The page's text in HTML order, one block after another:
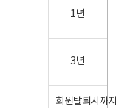
1년
3년
회원탈퇴시까